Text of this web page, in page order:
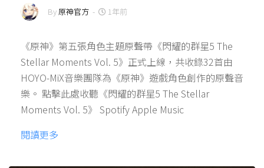
By原神官方 - 1年前
《原神》第五張角色主題原聲帶《閃耀的群星5 The
Stellar Moments Vol. 5》正式上線，共收錄32首由
HOYO-MiX音樂團隊為《原神》遊戲角色創作的原聲音
樂。 點擊此處收聽《閃耀的群星5 The Stellar
Moments Vol. 5》 Spotify Apple Music
閱讀更多